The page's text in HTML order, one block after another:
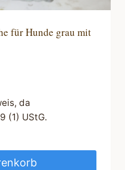
für Hunde grau mit
da
(1) UStG.